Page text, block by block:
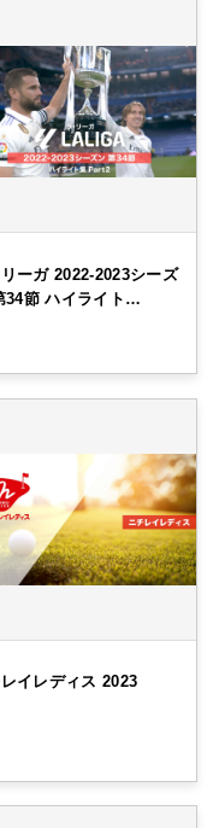
ーガ 2022-2023シーズ
34節 ハイライト…
イレディス 2023